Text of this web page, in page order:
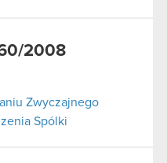
2008
Zwyczajnego
Spólki